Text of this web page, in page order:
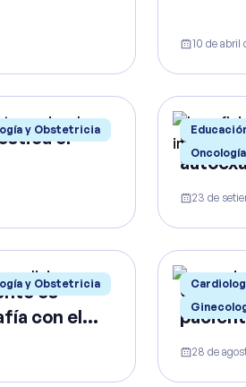
10 de abril
y Obstetricia
el
Oncología
23 de
y Obstetricia
es
con el
Cómo
28 de